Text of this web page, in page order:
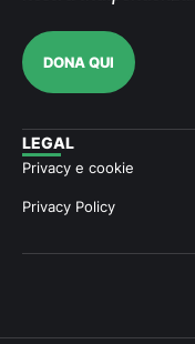
DONA QUI
LEGAL
Privacy e cookie
Privacy Policy